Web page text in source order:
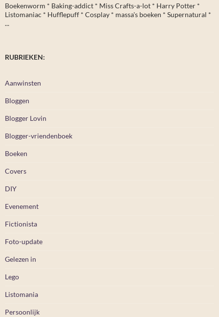
Boekenworm * Baking-addict * Miss Crafts-a-lot * Harry Potter *
Listomaniac * Hufflepuff * Cosplay * massa's boeken * Supernatural *
...
RUBRIEKEN:
Aanwinsten
Bloggen
Blogger Lovin
Blogger-vriendenboek
Boeken
Covers
DIY
Evenement
Fictionista
Foto-update
Gelezen in
Lego
Listomania
Persoonlijk